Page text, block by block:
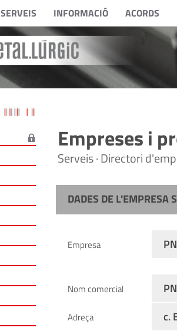
SERVEIS INFORMACIÓ ACORDS
Empreses i
Serveis · Directori
DADES DE L'EMPRESA
Empresa
Nom comercial
Adreça c.